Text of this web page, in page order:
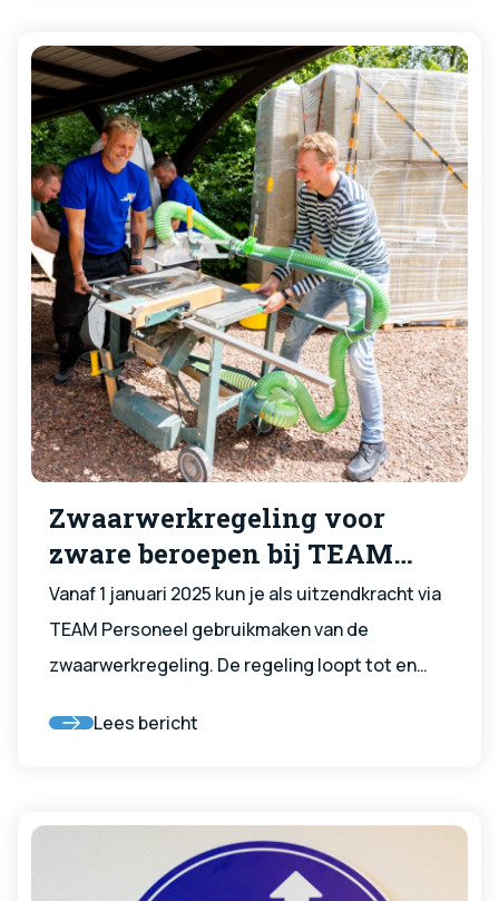
Zwaarwerkregeling voor
zware beroepen bij TEAM
Personeel
Vanaf 1 januari 2025 kun je als uitzendkracht via
TEAM Personeel gebruikmaken van de
zwaarwerkregeling. De regeling loopt tot en
hangt af van nieuwe afspraken tussen
uitzendkrachten die als vakkracht in de
bouwsector werken, onder de cao Bouw & Infra
Lees bericht